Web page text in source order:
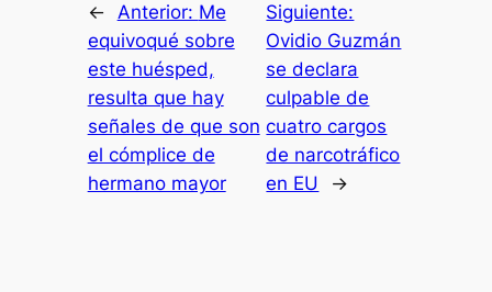
← Anterior: Me
equivoqué sobre
este huésped,
resulta que hay
señales de que son
el cómplice de
hermano mayor
Siguiente:
Ovidio Guzmán
se declara
culpable de
cuatro cargos
de narcotráfico
en EU
→